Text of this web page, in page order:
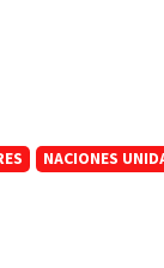
NACIONES